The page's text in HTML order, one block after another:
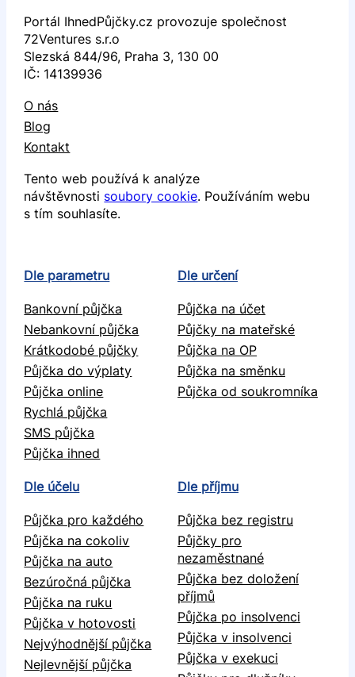
Portál IhnedPůjčky.cz provozuje společnost
72Ventures s.r.o
Slezská 844/96, Praha 3, 130 00
IČ: 14139936
O nás
Blog
Kontakt
Tento web používá k analýze
návštěvnosti soubory cookie. Používáním webu
s tím souhlasíte.
Dle parametru
Bankovní půjčka
Nebankovní půjčka
Krátkodobé půjčky
Půjčka do výplaty
Půjčka online
Rychlá půjčka
SMS půjčka
Půjčka ihned
Dle určení
Půjčka na účet
Půjčky na mateřské
Půjčka na OP
Půjčka na směnku
Půjčka od soukromníka
Dle účelu
Půjčka pro každého
Půjčka na cokoliv
Půjčka na auto
Bezúročná půjčka
Půjčka na ruku
Půjčka v hotovosti
Nejvýhodnější půjčka
Nejlevnější půjčka
Dle příjmu
Půjčka bez registru
Půjčky pro
nezaměstnané
Půjčka bez doložení
příjmů
Půjčka po insolvenci
Půjčka v insolvenci
Půjčka v exekuci